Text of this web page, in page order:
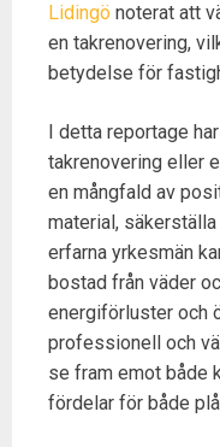
Lidingö noterat att
en takrenovering,
betydelse för
I detta reportage
takrenovering eller
en mångfald av
material,
erfarna yrkesmän
bostad från väder
energiförluster och
professionell och
se fram emot både
fördelar för både